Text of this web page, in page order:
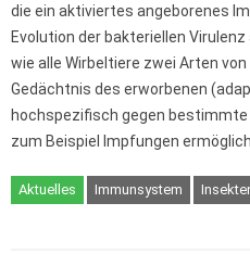
die ein aktiviertes angeborenes
Evolution der bakteriellen
wie alle Wirbeltiere zwei Arten
Gedächtnis des erworbenen
hochspezifisch gegen bestimmte
zum Beispiel Impfungen
Aktuelles Immunsystem